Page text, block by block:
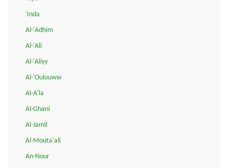
'Inda
Al-'Adhim
Al-'Ali
Al-'Aliyy
Al-'Oulouww
Al-A'la
Al-Ghani
Al-Jamil
Al-Mouta'ali
An-Nour